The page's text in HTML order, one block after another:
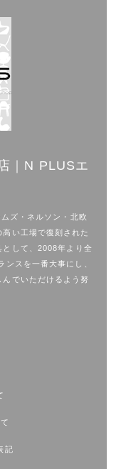
｜N PLUSエ
ズ・ネルソン・北欧
い工場で復刻された
として、2008年より全
ンスを一番大事にし、
でいただけるよう努
記